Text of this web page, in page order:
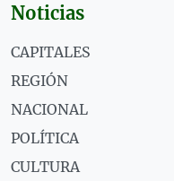
Noticias
CAPITALES
REGIÓN
NACIONAL
POLÍTICA
CULTURA